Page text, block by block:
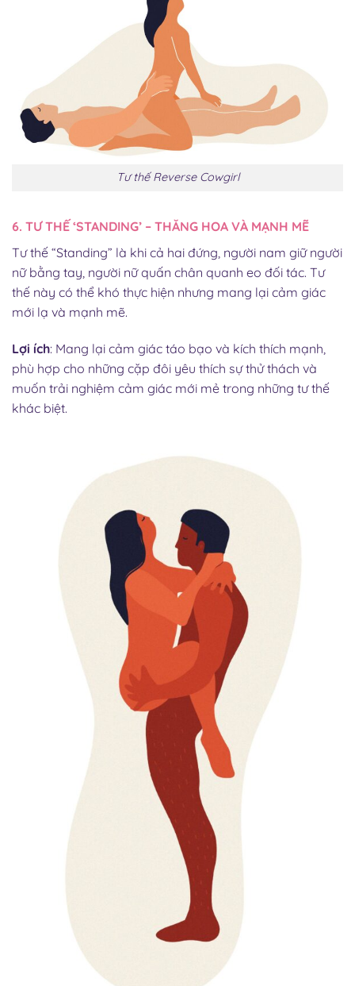
Tư thế Reverse Cowgirl
6. TƯ THẾ ‘STANDING’ – THĂNG HOA VÀ MẠNH MẼ
Tư thế “Standing” là khi cả hai đứng, người nam giữ người
nữ bằng tay, người nữ quấn chân quanh eo đối tác. Tư
thế này có thể khó thực hiện nhưng mang lại cảm giác
mới lạ và mạnh mẽ.
Lợi ích: Mang lại cảm giác táo bạo và kích thích mạnh,
phù hợp cho những cặp đôi yêu thích sự thử thách và
muốn trải nghiệm cảm giác mới mẻ trong những tư thế
khác biệt.